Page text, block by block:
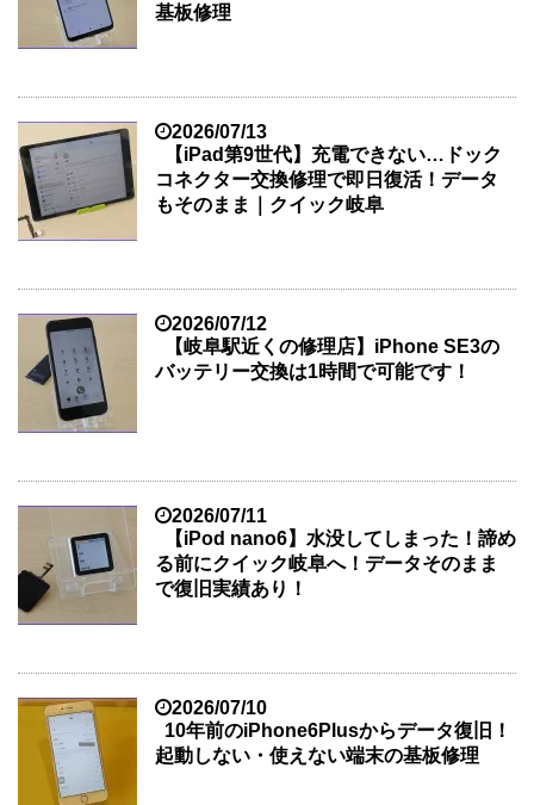
基板修理
2026/07/13
【iPad第9世代】充電できない…ドック
コネクター交換修理で即日復活！データ
もそのまま｜クイック岐阜
2026/07/12
【岐阜駅近くの修理店】iPhone SE3の
バッテリー交換は1時間で可能です！
2026/07/11
【iPod nano6】水没してしまった！諦め
る前にクイック岐阜へ！データそのまま
で復旧実績あり！
2026/07/10
10年前のiPhone6Plusからデータ復旧！
起動しない・使えない端末の基板修理